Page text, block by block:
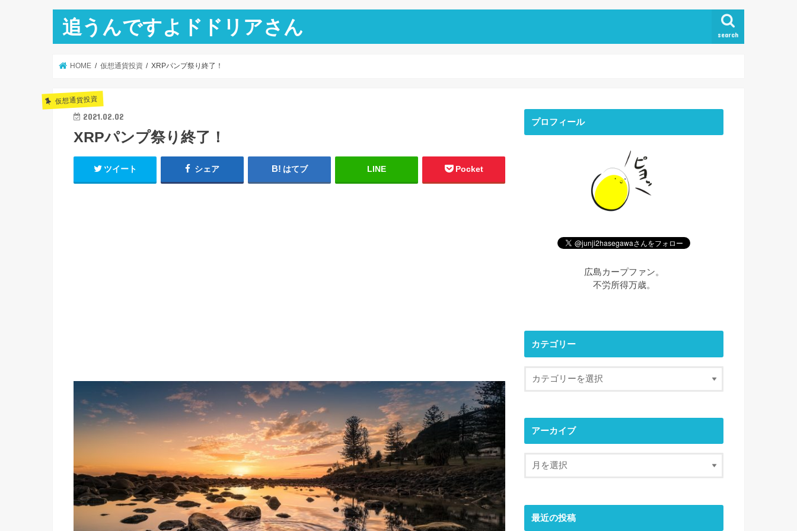
追うんですよドドリアさん search
HOME 仮想通貨投資 XRPパンプ祭り終了！
仮想通貨投資
2021.02.02
XRPパンプ祭り終了！
ツイート シェア はてブ LINE Pocket
プロフィール
広島カープファン。
不労所得万歳。
カテゴリー
アーカイブ
最近の投稿